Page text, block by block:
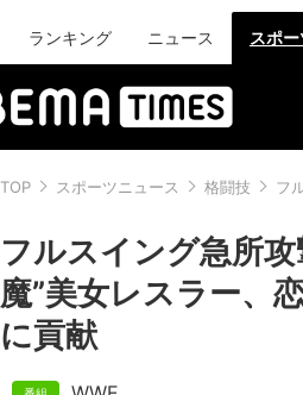
ランキング ニュース スポー
TOP スポーツニュース 格闘技 フ
フルスイング急所
魔”美女レスラー、
に貢献